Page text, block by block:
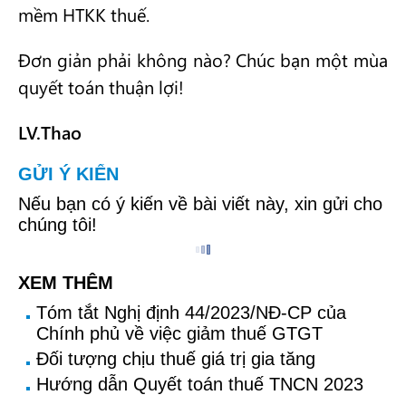
mềm HTKK thuế.
Đơn giản phải không nào? Chúc bạn một mùa
quyết toán thuận lợi!
LV.Thao
GỬI Ý KIẾN
Nếu bạn có ý kiến về bài viết này, xin gửi cho
chúng tôi!
XEM THÊM
Tóm tắt Nghị định 44/2023/NĐ-CP của
Chính phủ về việc giảm thuế GTGT
Đối tượng chịu thuế giá trị gia tăng
Hướng dẫn Quyết toán thuế TNCN 2023